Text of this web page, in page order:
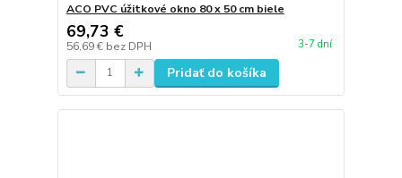
ACO PVC úžitkové okno 80 x 50 cm biele
69,73 €
56,69 € bez DPH 3-7 dní
Pridať do košíka